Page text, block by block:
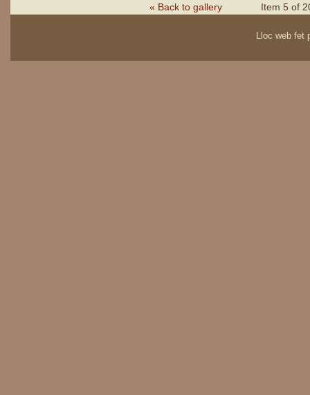
« Back to gallery Item 5 of
Lloc web fet